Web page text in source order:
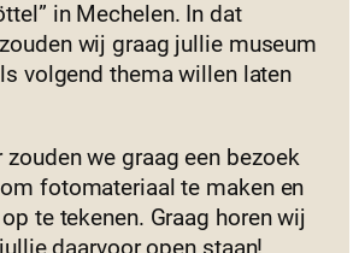
in Mechelen. In dat
wij graag jullie museum
volgend thema willen laten
zouden we graag een bezoek
fotomateriaal te maken en
te tekenen. Graag horen wij
daarvoor open staan!